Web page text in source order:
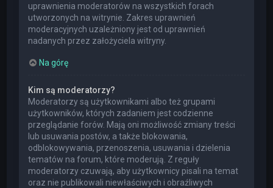
uprawnienia moderatorów na wszystkich forach
utworzonych na witrynie. Zakres uprawnień
moderacyjnych uzależniony jest od uprawnień
nadanych przez założyciela witryny.
Na górę
Kim są moderatorzy?
Moderatorzy są użytkownikami albo też grupami
użytkowników, których zadaniem jest codzienne
przeglądanie forów. Mają oni możliwość zmiany treści
lub usuwania postów, a także blokowania,
odblokowywania, przenoszenia, usuwania i dzielenia
tematów na forum, które moderują. Z reguły
moderatorzy czuwają, aby użytkownicy pisali na temat
oraz nie publikowali niewłaściwych i obraźliwych